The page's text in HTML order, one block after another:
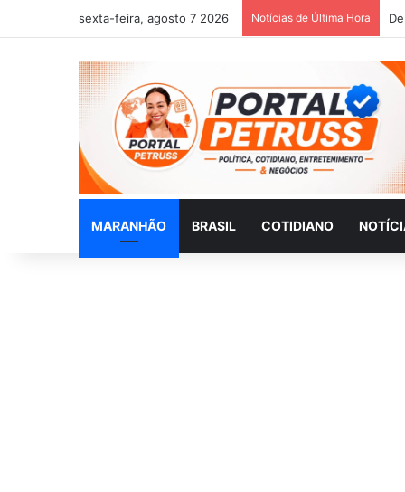
sexta-feira, agosto 7 2026 Notícias de Última Hora
MARANHÃO BRASIL COTIDIANO